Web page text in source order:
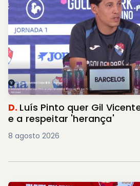
D. Luís Pinto quer Gil
e a respeitar 'herança'
8 agosto 2026